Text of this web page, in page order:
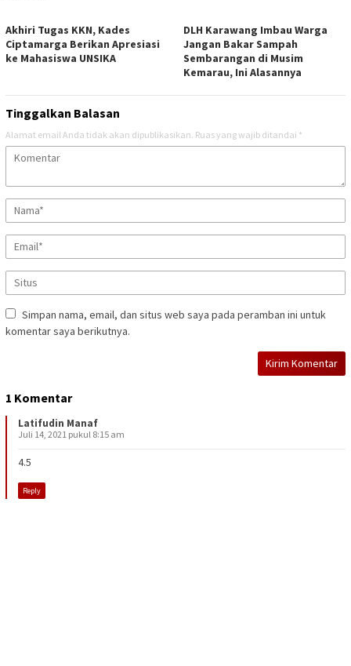
Akhiri Tugas KKN, Kades
Ciptamarga Berikan Apresiasi
ke Mahasiswa UNSIKA
DLH Karawang Imbau Warga
Jangan Bakar Sampah
Sembarangan di Musim
Kemarau, Ini Alasannya
Tinggalkan Balasan
Alamat email Anda tidak akan dipublikasikan. Ruas yang wajib ditandai *
Simpan nama, email, dan situs web saya pada peramban ini untuk
komentar saya berikutnya.
1 Komentar
Latifudin Manaf
Juli 14, 2021 pukul 8:15 am
4.5
Reply